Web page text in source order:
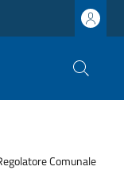
Comunale